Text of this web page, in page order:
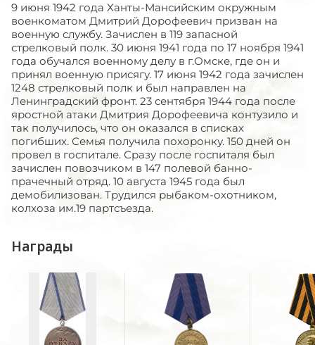
9 июня 1942 года Ханты-Мансийским окружным
военкоматом Дмитрий Дорофеевич призван на
военную службу. Зачислен в 119 запасной
стрелковый полк. 30 июня 1941 года по 17 ноября 1941
года обучался военному делу в г.Омске, где он и
принял военную присягу. 17 июня 1942 года зачислен
1248 стрелковый полк и был направлен на
Ленинградский фронт. 23 сентября 1944 года после
яростной атаки Дмитрия Дорофеевича контузило и
так получилось, что он оказался в списках
погибших. Семья получила похоронку. 150 дней он
провел в госпитале. Сразу после госпиталя был
зачислен повозчиком в 147 полевой банно-
прачечный отряд. 10 августа 1945 года был
демобилизован. Трудился рыбаком-охотником,
колхоза им.19 партсъезда.
Награды